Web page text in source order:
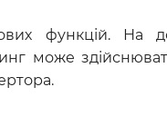
функцій. На
може